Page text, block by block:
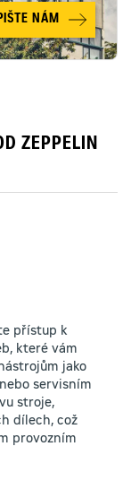
NÁM
ZEPPELIN
přístup k
které vám
jako
nebo servisním
stroje,
dílech, což
provozním